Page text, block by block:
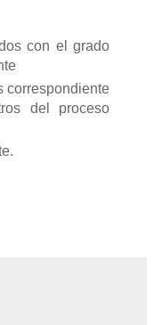
con el grado
correspondiente
del proceso